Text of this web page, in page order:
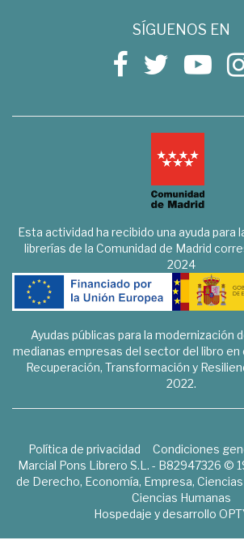
SÍGUENOS EN
Esta actividad ha recibido una ayuda para
librerías de la Comunidad de Madrid
2024
Ayudas públicas para la modernización
medianas empresas del sector del libro en
Recuperación, Transformación y
2022.
Política de privacidad Condiciones
Marcial Pons Librero S.L. - B82947326 ©
de Derecho, Economía, Empresa,
Ciencias Humanas
Hospedaje y desarrollo